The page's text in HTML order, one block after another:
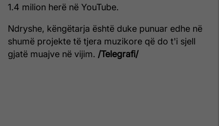
1.4 milion herë në YouTube.
Ndryshe, këngëtarja është duke punuar edhe në
shumë projekte të tjera muzikore që do t'i sjell
gjatë muajve në vijim. /Telegrafi/